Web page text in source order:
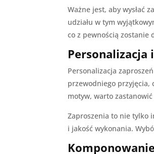
Ważne jest, aby wysłać
udziału w tym
co z pewnością zostanie
Personalizacja
przewodniego przyjęcia,
motyw, warto
Zaproszenia to nie tylko
i jakość wykonania.